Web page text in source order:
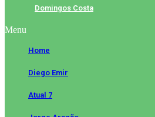
Domingos Costa
Menu
Home
Diego Emir
Atual 7